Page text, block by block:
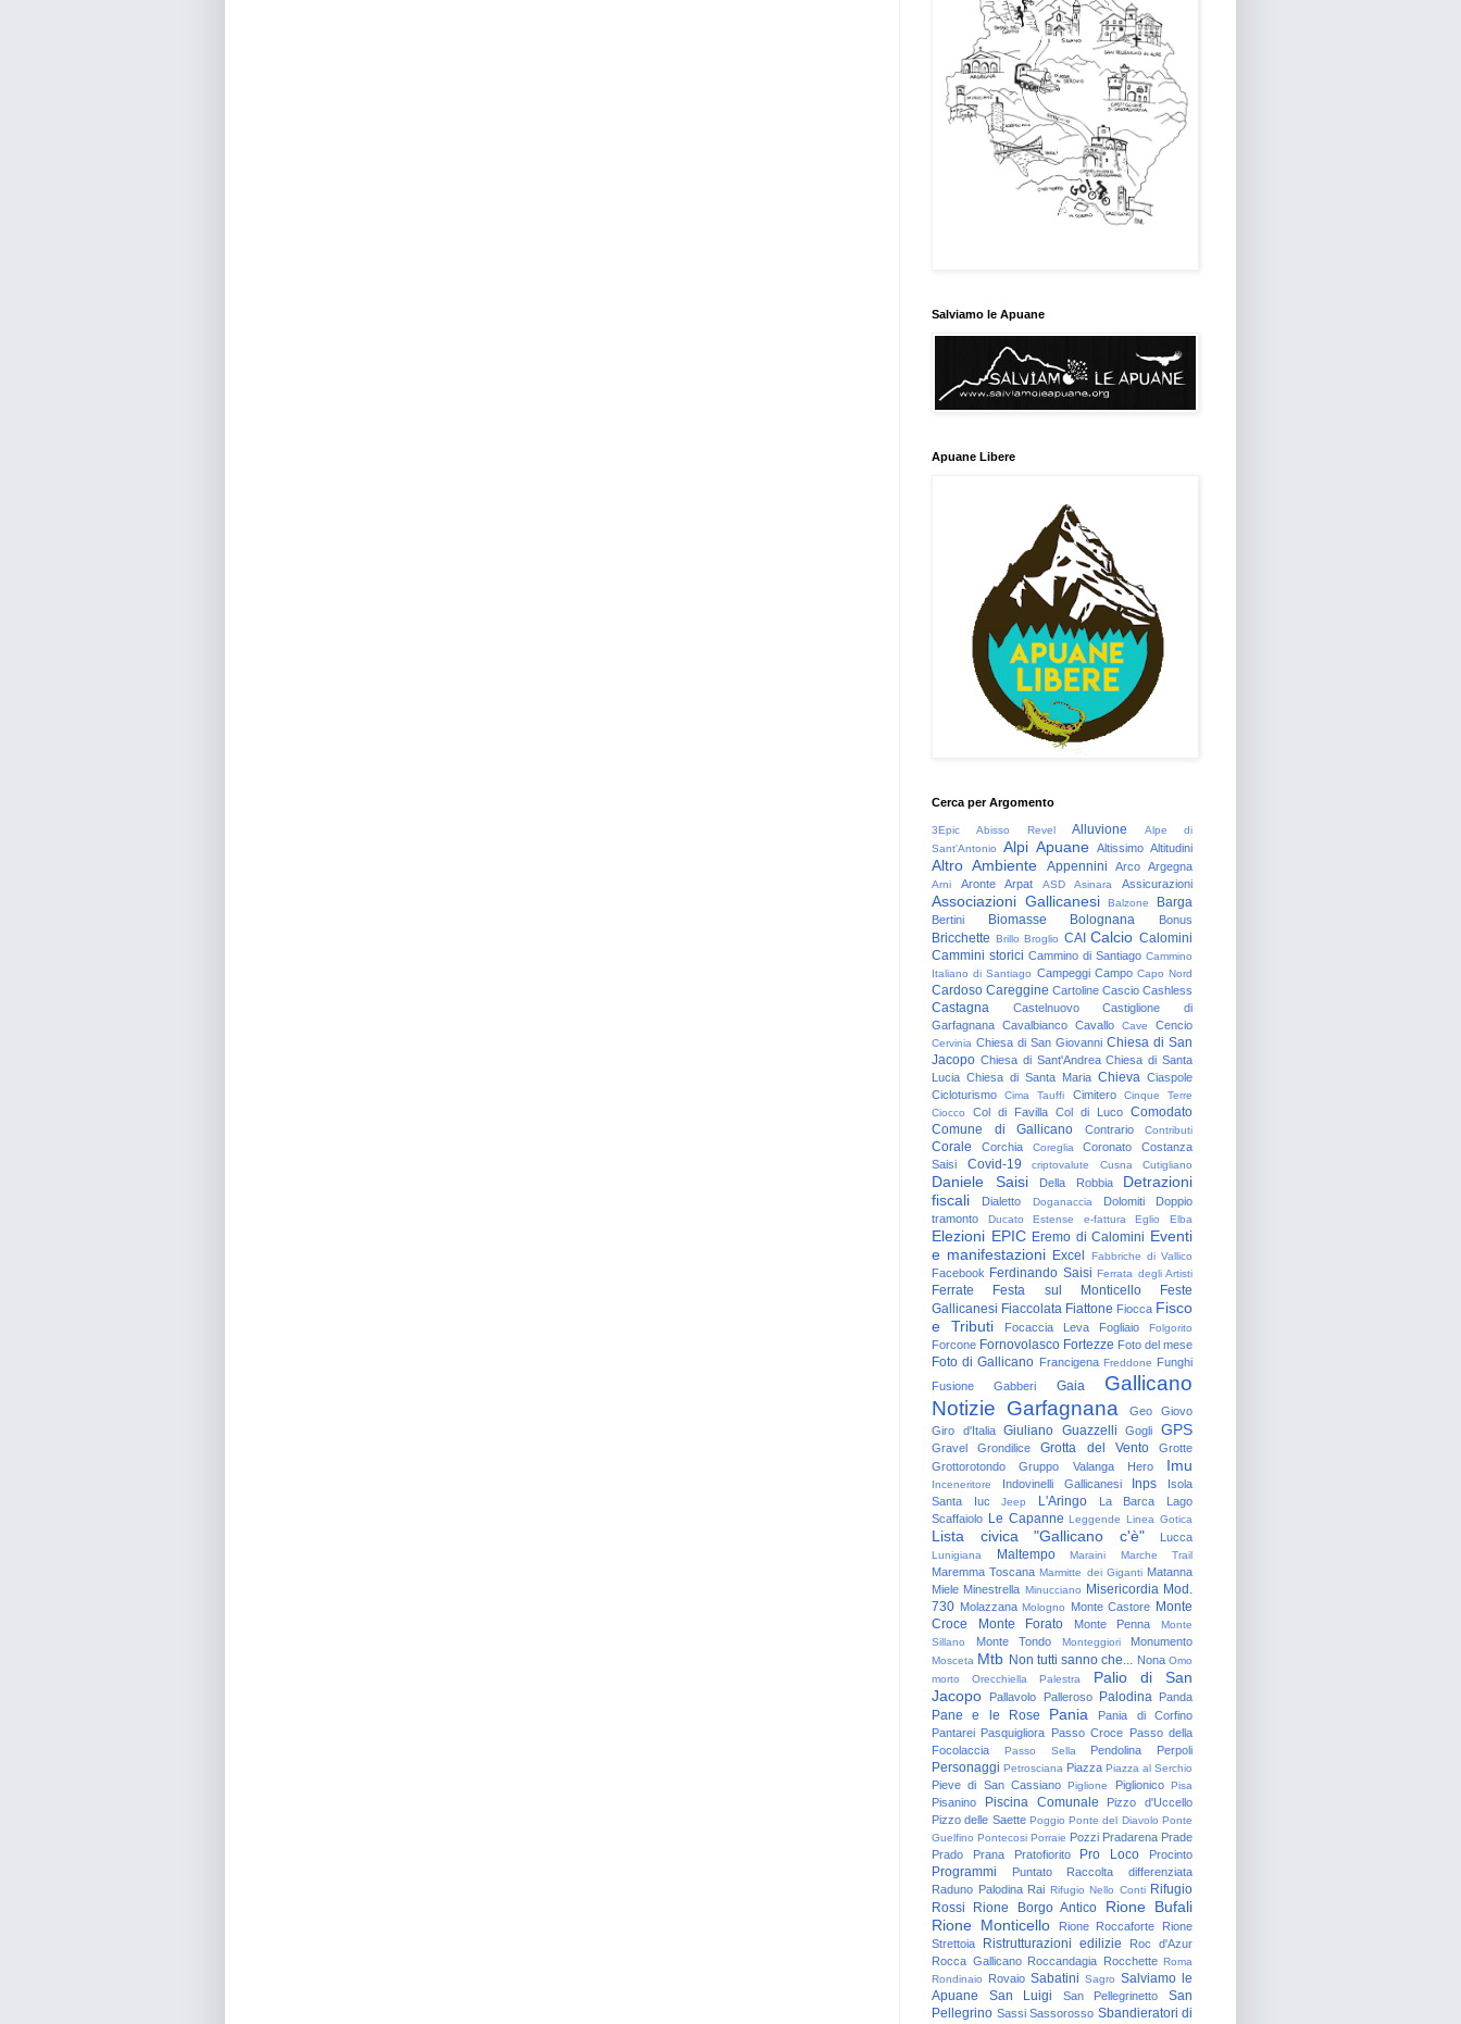
Salviamo le Apuane
Apuane Libere
Cerca per Argomento
3Epic Abisso Revel Alluvione
Alpe di
Sant'Antonio
Alpi Apuane Altissimo Altitudini
Altro Ambiente Appennini Arco Argegna
Arni Aronte Arpat ASD Asinara Assicurazioni
Associazioni Gallicanesi Balzone Barga
Bertini Biomasse Bolognana Bonus
Bricchette Brillo Broglio CAI Calcio Calomini
Cammini storici Cammino di Santiago Cammino
Italiano di Santiago Campeggi Campo Capo Nord
Cardoso Careggine Cartoline Cascio Cashless
Castagna Castelnuovo
Castiglione di
Garfagnana Cavalbianco Cavallo Cave Cencio
Cervinia Chiesa di San Giovanni Chiesa di San
Jacopo Chiesa di Sant'Andrea Chiesa di Santa
Lucia Chiesa di Santa Maria Chieva Ciaspole
Cicloturismo
Cima Tauffi Cimitero
Cinque Terre
Ciocco
Col di Favilla Col di Luco Comodato
Comune di Gallicano
Contrario Contributi
Corale Corchia Coreglia Coronato
Costanza
Saisi
Covid-19 criptovalute Cusna Cutigliano
Daniele Saisi Della Robbia
Detrazioni
fiscali
Dialetto Doganaccia Dolomiti
Doppio
tramonto
Ducato Estense e-fattura Eglio Elba
Elezioni EPIC Eremo di Calomini Eventi
e manifestazioni Excel Fabbriche di Vallico
Facebook Ferdinando Saisi Ferrata degli Artisti
Ferrate Festa sul Monticello
Feste
Gallicanesi Fiaccolata Fiattone Fiocca Fisco
e Tributi
Focaccia Leva Fogliaio Folgorito
Forcone Fornovolasco Fortezze Foto del mese
Foto di Gallicano Francigena Freddone Funghi
Fusione
Gabberi Gaia
Gallicano
Notizie Garfagnana Geo
Giovo
Giro d'Italia
Giuliano Guazzelli Gogli GPS
Gravel Grondilice Grotta del Vento
Grotte
Grottorotondo
Gruppo Valanga Hero Imu
Inceneritore Indovinelli Gallicanesi Inps
Isola
Santa
Iuc Jeep L'Aringo La Barca
Lago
Scaffaiolo Le Capanne Leggende Linea Gotica
Lista civica "Gallicano c'è" Lucca
Lunigiana Maltempo Maraini Marche Trail
Maremma Toscana Marmitte dei Giganti Matanna
Miele Minestrella Minucciano Misericordia Mod.
730 Molazzana Mologno Monte Castore Monte
Croce
Monte Forato Monte Penna
Monte
Sillano
Monte Tondo Monteggiori Monumento
Mosceta Mtb Non tutti sanno che... Nona Omo
morto
Orecchiella Palestra
Palio di San
Jacopo
Pallavolo Palleroso Palodina Panda
Pane e le Rose Pania
Pania di Corfino
Pantarei Pasquigliora Passo Croce Passo della
Focolaccia
Passo Sella Pendolina Perpoli
Personaggi Petrosciana Piazza Piazza al Serchio
Pieve di San Cassiano Piglione Piglionico Pisa
Pisanino Piscina Comunale
Pizzo d'Uccello
Pizzo delle Saette Poggio Ponte del Diavolo Ponte
Guelfino Pontecosi Porraie Pozzi Pradarena Prade
Prado
Prana Pratofiorito Pro Loco Procinto
Programmi Puntato
Raccolta differenziata
Raduno Palodina Rai Rifugio Nello Conti Rifugio
Rossi
Rione Borgo Antico
Rione Bufali
Rione Monticello
Rione Roccaforte
Rione
Strettoia
Ristrutturazioni edilizie
Roc d'Azur
Rocca Gallicano Roccandagia Rocchette Roma
Rondinaio
Rovaio Sabatini Sagro Salviamo le
Apuane
San Luigi San Pellegrinetto
San
Pellegrino Sassi Sassorosso Sbandieratori di